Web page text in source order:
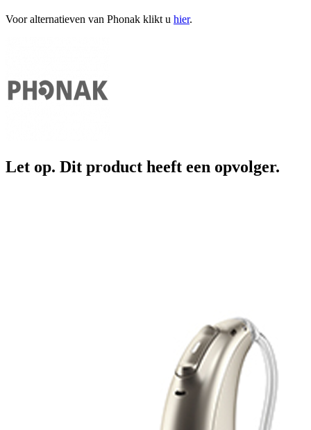
Voor alternatieven van Phonak klikt u hier.
Let op. Dit product heeft een opvolger.